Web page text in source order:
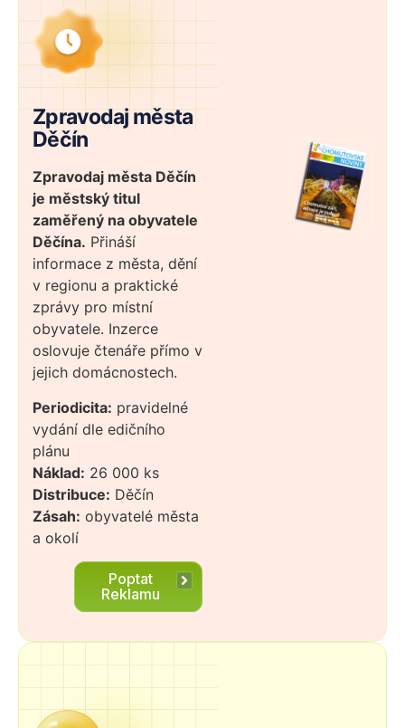
Zpravodaj města
Děčín
Zpravodaj města Děčín
je městský titul
zaměřený na obyvatele
Děčína. Přináší
informace z města, dění
v regionu a praktické
zprávy pro místní
obyvatele. Inzerce
oslovuje čtenáře přímo v
jejich domácnostech.
Periodicita: pravidelné
vydání dle edičního
plánu
Náklad: 26 000 ks
Distribuce: Děčín
Zásah: obyvatelé města
a okolí
Poptat
Reklamu